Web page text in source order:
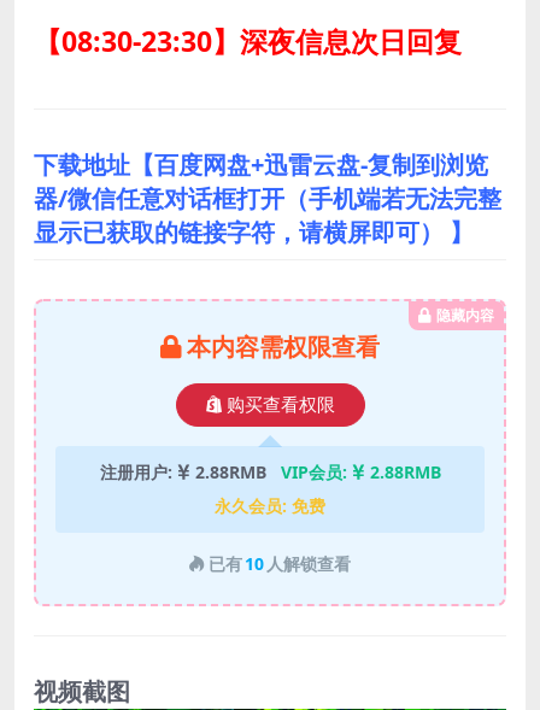
【08:30-23:30】深夜信息次日回复
下载地址【百度网盘+迅雷云盘-复制到浏览
器/微信任意对话框打开（手机端若无法完整
显示已获取的链接字符，请横屏即可） 】
隐藏内容
本内容需权限查看
购买查看权限
注册用户: 2.88RMB VIP会员:
2.88RMB
永久会员: 免费
已有10 人解锁查看
视频截图